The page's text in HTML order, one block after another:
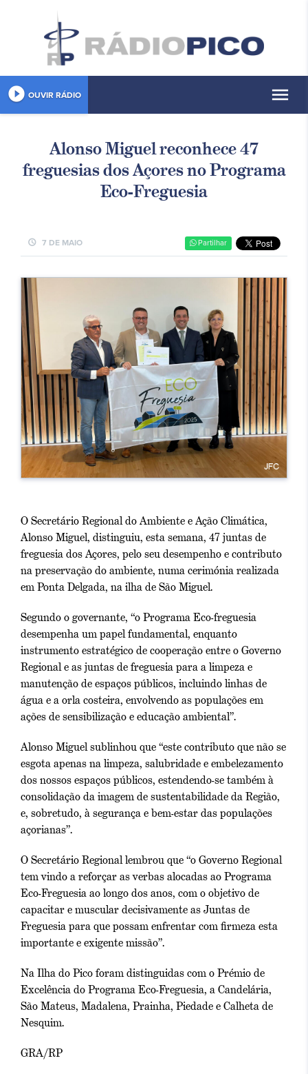
play_circle_filled OUVIR RÁDIO menu
Alonso Miguel reconhece 47
freguesias dos Açores no Programa
Eco-Freguesia
schedule 7 DE MAIO Partilhar
O Secretário Regional do Ambiente e Ação Climática,
Alonso Miguel, distinguiu, esta semana, 47 juntas de
freguesia dos Açores, pelo seu desempenho e contributo
na preservação do ambiente, numa cerimónia realizada
em Ponta Delgada, na ilha de São Miguel.
Segundo o governante, “o Programa Eco-freguesia
desempenha um papel fundamental, enquanto
instrumento estratégico de cooperação entre o Governo
Regional e as juntas de freguesia para a limpeza e
manutenção de espaços públicos, incluindo linhas de
água e a orla costeira, envolvendo as populações em
ações de sensibilização e educação ambiental”.
Alonso Miguel sublinhou que “este contributo que não se
esgota apenas na limpeza, salubridade e embelezamento
dos nossos espaços públicos, estendendo-se também à
consolidação da imagem de sustentabilidade da Região,
e, sobretudo, à segurança e bem-estar das populações
açorianas”.
O Secretário Regional lembrou que “o Governo Regional
tem vindo a reforçar as verbas alocadas ao Programa
Eco-Freguesia ao longo dos anos, com o objetivo de
capacitar e muscular decisivamente as Juntas de
Freguesia para que possam enfrentar com firmeza esta
importante e exigente missão”.
Na Ilha do Pico foram distinguidas com o Prémio de
Excelência do Programa Eco-Freguesia, a Candelária,
São Mateus, Madalena, Prainha, Piedade e Calheta de
Nesquim.
GRA/RP